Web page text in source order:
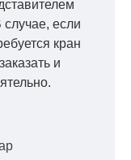
если
кран
и